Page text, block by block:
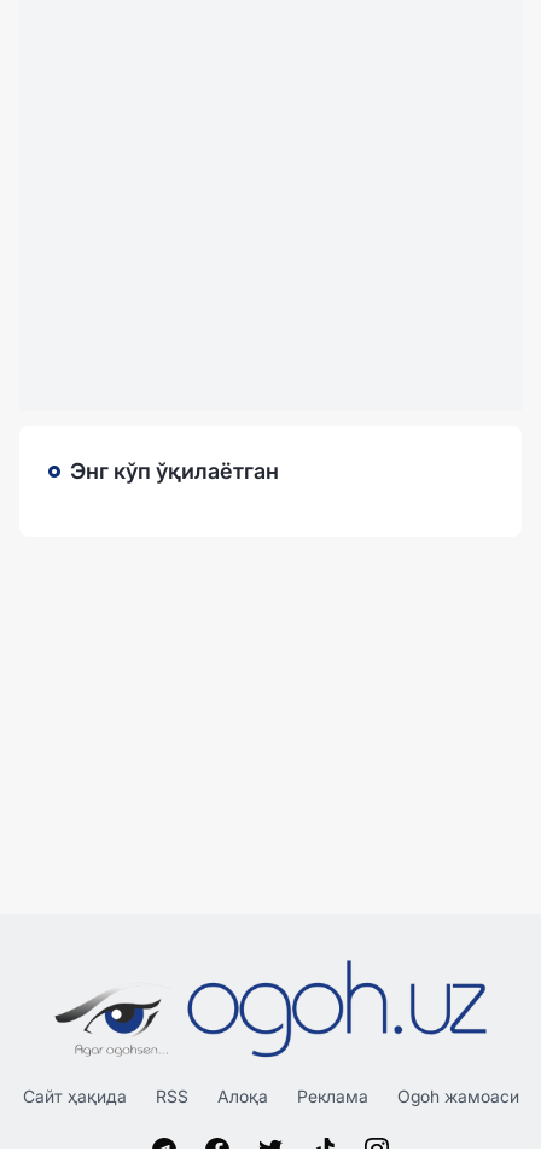
Энг кўп ўқилаётган
Сайт ҳақида RSS Алоқа Реклама Ogoh жамоаси